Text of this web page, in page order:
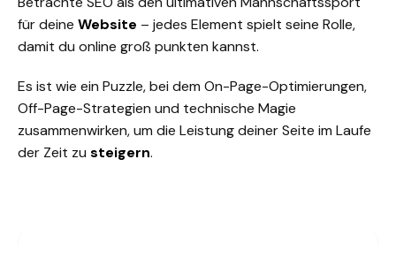
für deine Website – jedes Element spielt seine Rolle,
damit du online groß punkten kannst.
Es ist wie ein Puzzle, bei dem On-Page-Optimierungen,
Off-Page-Strategien und technische Magie
zusammenwirken, um die Leistung deiner Seite im Laufe
der Zeit zu steigern.